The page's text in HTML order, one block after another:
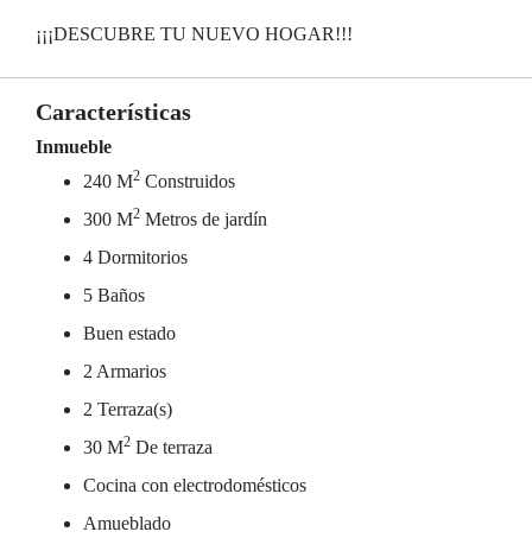
¡¡¡DESCUBRE TU NUEVO HOGAR!!!
Características
Inmueble
240 M2 Construidos
300 M2 Metros de jardín
4 Dormitorios
5 Baños
Buen estado
2 Armarios
2 Terraza(s)
30 M2 De terraza
Cocina con electrodomésticos
Amueblado